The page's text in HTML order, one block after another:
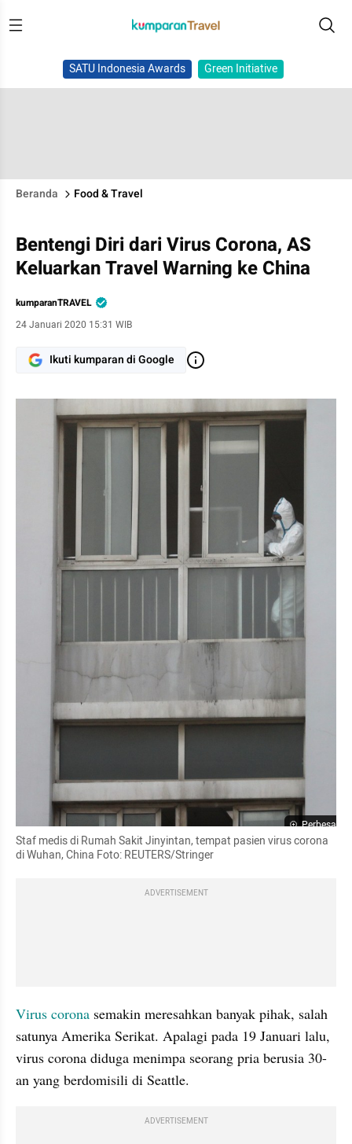
SATU Indonesia Awards Green Initiative
Beranda Food & Travel
Bentengi Diri dari Virus Corona, AS
Keluarkan Travel Warning ke China
kumparanTRAVEL
24 Januari 2020 15:31 WIB
Ikuti kumparan di Google
Perbesar
Staf medis di Rumah Sakit Jinyintan, tempat pasien virus corona
di Wuhan, China Foto: REUTERS/Stringer
ADVERTISEMENT
Virus corona semakin meresahkan banyak pihak, salah
satunya Amerika Serikat. Apalagi pada 19 Januari lalu,
virus corona diduga menimpa seorang pria berusia 30-
an yang berdomisili di Seattle.
ADVERTISEMENT